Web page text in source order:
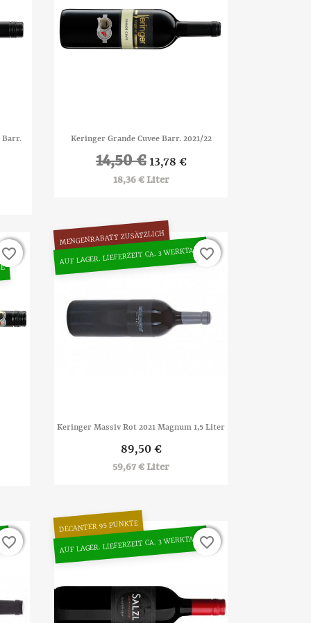
Barr.
Vorschau
Keringer Grande Cuvee Barr. 2021/22
14,50 € 13,78 €
18,36 € Liter
favorite_border
favorite_border
 Vorschau
Keringer Massiv Rot 2021 Magnum 1,5 Liter
89,50 €
59,67 € Liter
MENGENRABATT ZUSÄTZLICH
AUF LAGER. LIEFERZEIT CA. 3 WERKTAGEfavorite_border
favorite_border
favorite_border
favorite_border
DECANTER 95 PUNKTE
AUF LAGER. LIEFERZEIT CA. 3 WERKTAGEfavorite_border
favorite_border